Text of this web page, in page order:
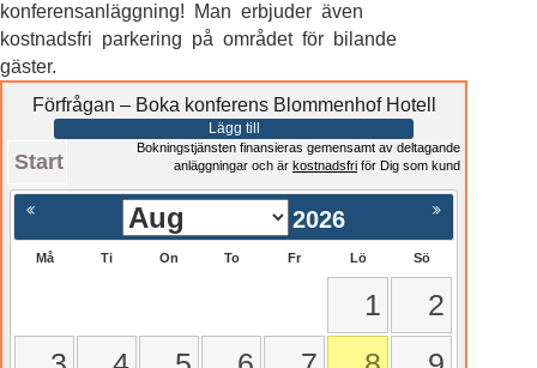
konferensanläggning! Man erbjuder även
kostnadsfri parkering på området för bilande
gäster.
Förfrågan – Boka konferens Blommenhof Hotell
Lägg till
Start
Bokningstjänsten finansieras gemensamt av deltagande
anläggningar och är kostnadsfri för Dig som kund
2026
Må Ti On To Fr Lö Sö
1
2